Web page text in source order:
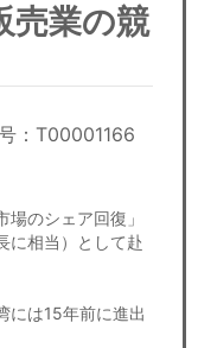
売業の競
：T00001166
のシェア回復」
に相当）として赴
には15年前に進出